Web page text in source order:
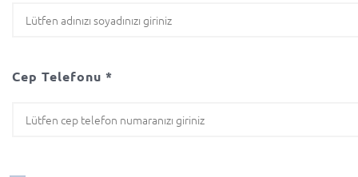
Cep Telefonu *